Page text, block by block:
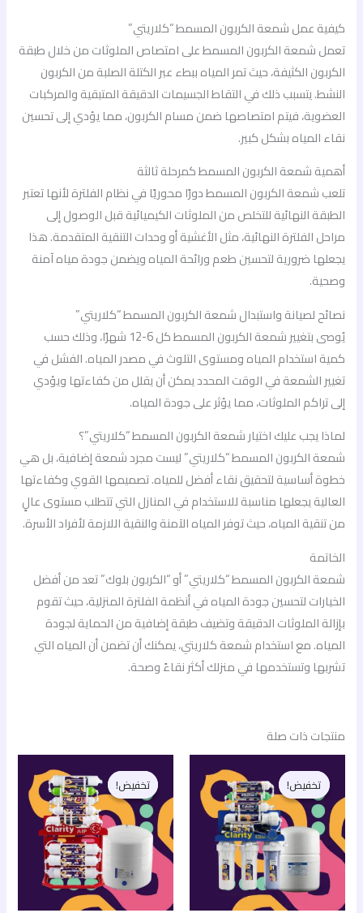
كيفية عمل شمعة الكربون المسمط “كلاريتي”
تعمل شمعة الكربون المسمط على امتصاص الملوثات من خلال طبقة
الكربون الكثيفة، حيث تمر المياه ببطء عبر الكتلة الصلبة من الكربون
النشط. يتسبب ذلك في التقاط الجسيمات الدقيقة المتبقية والمركبات
العضوية، فيتم امتصاصها ضمن مسام الكربون، مما يؤدي إلى تحسين
نقاء المياه بشكل كبير.
أهمية شمعة الكربون المسمط كمرحلة ثالثة
تلعب شمعة الكربون المسمط دورًا محوريًا في نظام الفلترة لأنها تعتبر
الطبقة النهائية للتخلص من الملوثات الكيميائية قبل الوصول إلى
مراحل الفلترة النهائية، مثل الأغشية أو وحدات التنقية المتقدمة. هذا
يجعلها ضرورية لتحسين طعم ورائحة المياه ويضمن جودة مياه آمنة
وصحية.
نصائح لصيانة واستبدال شمعة الكربون المسمط “كلاريتي”
يُوصى بتغيير شمعة الكربون المسمط كل 6-12 شهرًا، وذلك حسب
كمية استخدام المياه ومستوى التلوث في مصدر المياه. الفشل في
تغيير الشمعة في الوقت المحدد يمكن أن يقلل من كفاءتها ويؤدي
إلى تراكم الملوثات، مما يؤثر على جودة المياه.
لماذا يجب عليك اختيار شمعة الكربون المسمط “كلاريتي”؟
شمعة الكربون المسمط “كلاريتي” ليست مجرد شمعة إضافية، بل هي
خطوة أساسية لتحقيق نقاء أفضل للمياه. تصميمها القوي وكفاءتها
العالية يجعلها مناسبة للاستخدام في المنازل التي تتطلب مستوى عالٍ
من تنقية المياه، حيث توفر المياه الآمنة والنقية اللازمة لأفراد الأسرة.
الخاتمة
شمعة الكربون المسمط “كلاريتي” أو “الكربون بلوك” تعد من أفضل
الخيارات لتحسين جودة المياه في أنظمة الفلترة المنزلية، حيث تقوم
بإزالة الملوثات الدقيقة وتضيف طبقة إضافية من الحماية لجودة
المياه. مع استخدام شمعة كلاريتي، يمكنك أن تضمن أن المياه التي
تشربها وتستخدمها في منزلك أكثر نقاءً وصحة.
منتجات ذات صلة
تخفيض!
تخفيض!
السعر
الأصلي
هو:
8.200,00 EGP.
السعر
الحالي
هو:
6.500,00 EGP.
تخفيض!
تخفيض!
السعر
الأصلي
هو:
7.500,00 EGP.
السعر
الحالي
هو:
6.200,00 EGP.